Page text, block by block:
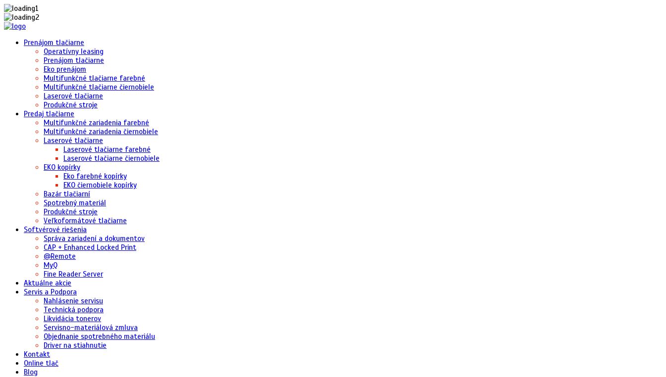
Prenájom tlačiarne
Operatívny leasing
Prenájom tlačiarne
Eko prenájom
Multifunkčné tlačiarne farebné
Multifunkčné tlačiarne čiernobiele
Laserové tlačiarne
Produkčné stroje
Predaj tlačiarne
Multifunkčné zariadenia farebné
Multifunkčné zariadenia čiernobiele
Laserové tlačiarne
Laserové tlačiarne farebné
Laserové tlačiarne čiernobiele
EKO kopírky
Eko farebné kopírky
EKO čiernobiele kopírky
Bazár tlačiarní
Spotrebný materiál
Produkčné stroje
Veľkoformátové tlačiarne
Softvérové riešenia
Správa zariadení a dokumentov
CAP + Enhanced Locked Print
@Remote
MyQ
Fine Reader Server
Aktuálne akcie
Servis a Podpora
Nahlásenie servisu
Technická podpora
Likvidácia tonerov
Servisno-materiálová zmluva
Objednanie spotrebného materiálu
Driver na stiahnutie
Kontakt
Online tlač
Blog